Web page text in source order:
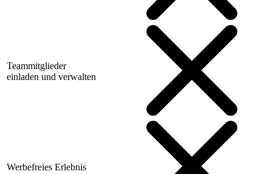
Teammitglieder
einladen und verwalten
Werbefreies Erlebnis